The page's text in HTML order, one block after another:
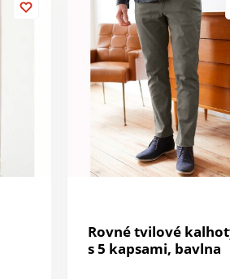
Rovné tvilové
s 5 kapsami, bavlna